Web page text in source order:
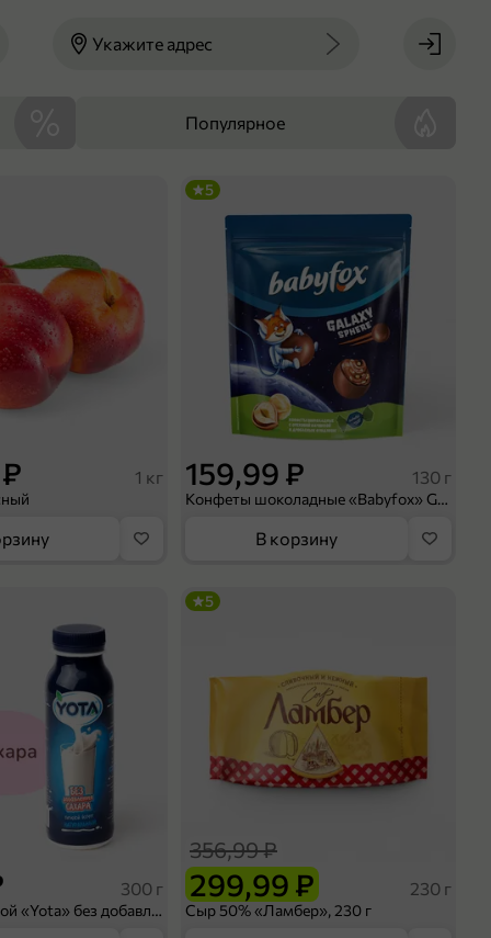
Укажите адрес
Популярное
1 кг 159,99 ₽ 130 г
Конфеты шоколадные «Babyfox» Galaxy sphere с фундуком, 130 г
5
В корзину
300 г
Йогурт питьевой «Yota» без добавления сахара, 300 г
299,99 ₽
356,99 ₽
230 г
Сыр 50% «Ламбер», 230 г
5